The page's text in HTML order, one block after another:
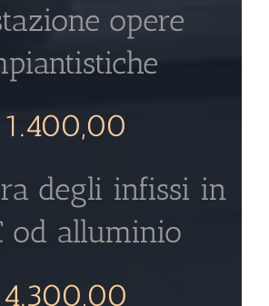
opere
1.400,00
degli infissi in
od alluminio
4.300,00